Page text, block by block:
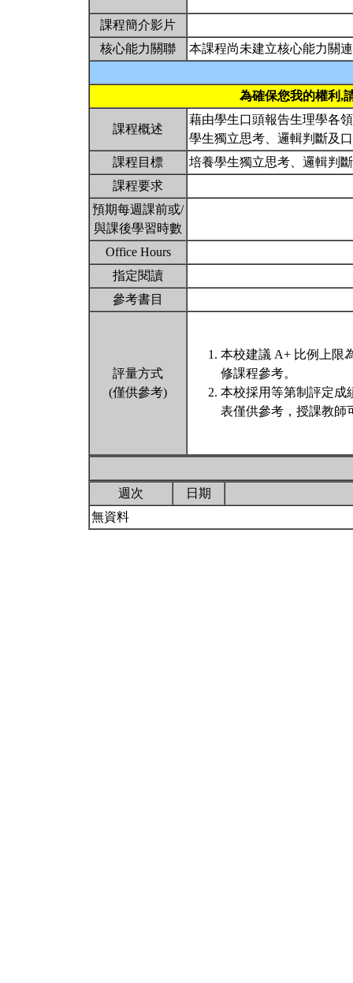
課程簡介影片
核心能力關聯
本課程尚未建立核心能力關連
為確保您我的權利,
課程概述
藉由學生口頭報告生理學各
學生獨立思考、邏輯判斷及
課程目標
培養學生獨立思考、邏輯判
課程要求
預期每週課前或/
與課後學習時數
Office Hours
指定閱讀
參考書目
評量方式
(僅供參考)
本校建議 A+ 比例上限
修課程參考。
本校採用等第制評定成
表僅供參考，授課教師
週次
日期
無資料